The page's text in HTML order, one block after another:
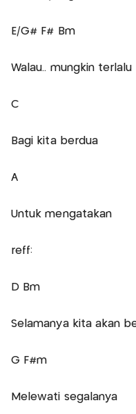
E/G# F# Bm
Walau.. mungkin
C
Bagi kita berdua
A
Untuk mengatakan
reff:
D Bm
Selamanya kita akan
G F#m
Melewati segalanya